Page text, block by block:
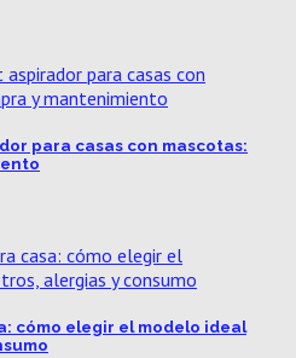
para casas con mascotas:
cómo elegir el modelo ideal